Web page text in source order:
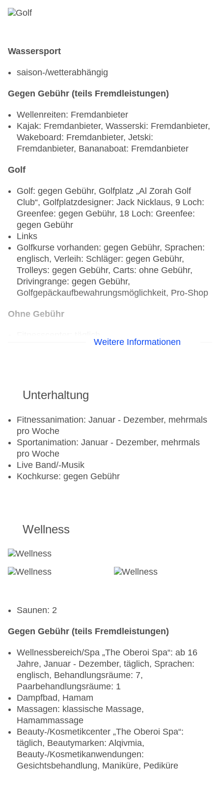
Wassersport
saison-/wetterabhängig
Gegen Gebühr (teils Fremdleistungen)
Wellenreiten: Fremdanbieter
Kajak: Fremdanbieter, Wasserski: Fremdanbieter,
Wakeboard: Fremdanbieter, Jetski:
Fremdanbieter, Bananaboat: Fremdanbieter
Golf
Golf: gegen Gebühr, Golfplatz „Al Zorah Golf
Club“, Golfplatzdesigner: Jack Nicklaus, 9 Loch:
Greenfee: gegen Gebühr, 18 Loch: Greenfee:
gegen Gebühr
Links
Golfkurse vorhanden: gegen Gebühr, Sprachen:
englisch, Verleih: Schläger: gegen Gebühr,
Trolleys: gegen Gebühr, Carts: ohne Gebühr,
Drivingrange: gegen Gebühr,
Golfgepäckaufbewahrungsmöglichkeit, Pro-Shop
Ohne Gebühr
Gegen Gebühr (teils Fremdleistungen)
Pilates, Outdoor Cycling, Stretching
Weitere Informationen
Unterhaltung
Fitnessanimation: Januar - Dezember, mehrmals
pro Woche
Sportanimation: Januar - Dezember, mehrmals
pro Woche
Live Band/-Musik
Kochkurse: gegen Gebühr
Wellness
Saunen: 2
Gegen Gebühr (teils Fremdleistungen)
Wellnessbereich/Spa „The Oberoi Spa“: ab 16
Jahre, Januar - Dezember, täglich, Sprachen:
englisch, Behandlungsräume: 7,
Paarbehandlungsräume: 1
Dampfbad, Hamam
Massagen: klassische Massage,
Hamammassage
Beauty-/Kosmetikcenter „The Oberoi Spa“:
täglich, Beautymarken: Alqivmia,
Beauty-/Kosmetikanwendungen:
Gesichtsbehandlung, Maniküre, Pediküre